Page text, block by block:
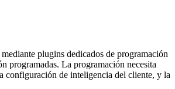
plugins dedicados de programación
programadas. La programación necesita
configuración de inteligencia del cliente, y la